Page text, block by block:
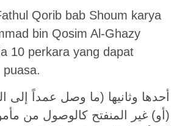
Qorib bab Shoum karya
bin Qosim Al-Ghazy
10 perkara yang dapat
أحدها وثانيها (ما وصل عمداً إلى
(أو) غير المنفتح كالوصول من